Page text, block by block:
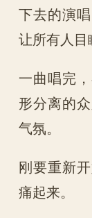
下去的演
让所有人目
一曲唱完
形分离的
气氛。
刚要重新
痛起来。